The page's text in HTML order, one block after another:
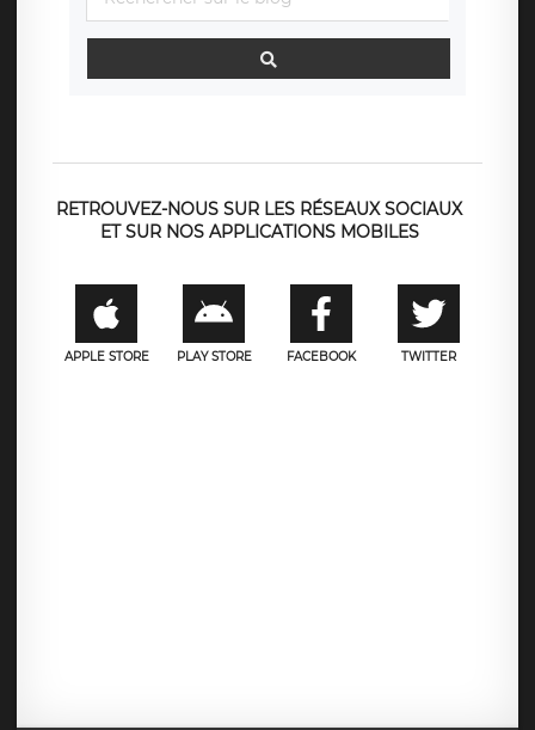
RETROUVEZ-NOUS SUR LES RÉSEAUX SOCIAUX
ET SUR NOS APPLICATIONS MOBILES
APPLE STORE PLAY STORE FACEBOOK TWITTER